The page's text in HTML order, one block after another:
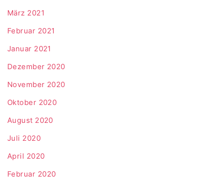
März 2021
Februar 2021
Januar 2021
Dezember 2020
November 2020
Oktober 2020
August 2020
Juli 2020
April 2020
Februar 2020